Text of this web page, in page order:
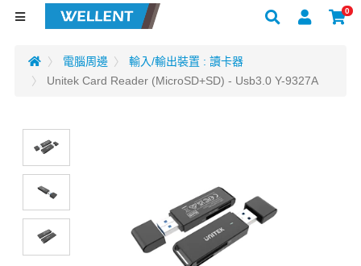
0
電腦周邊
輸入/輸出裝置 : 讀卡器
Unitek Card Reader (MicroSD+SD) - Usb3.0 Y-9327A